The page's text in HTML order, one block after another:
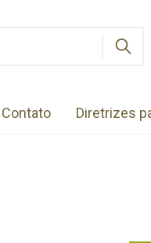
Contato Diretrizes